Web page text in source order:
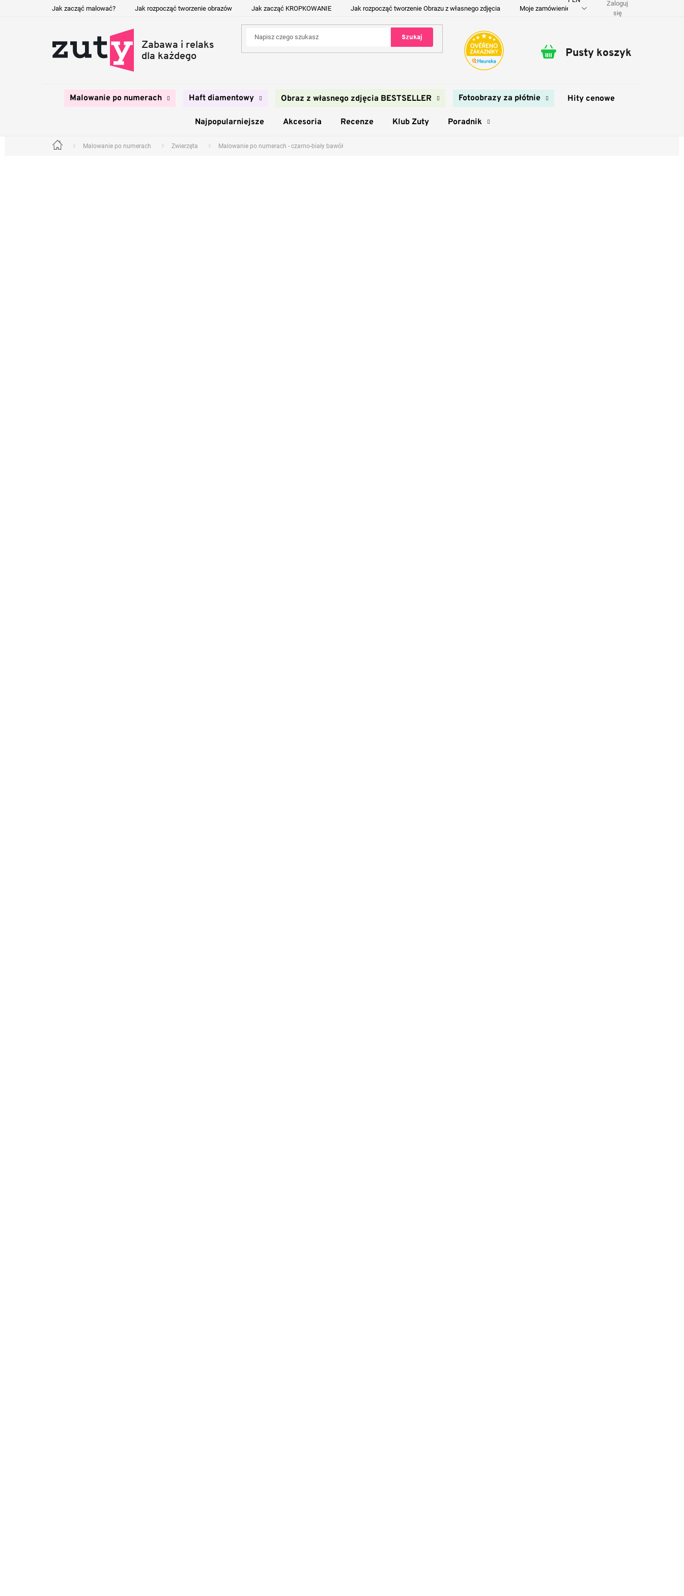
Jak zacząć malować? Jak rozpocząć tworzenie obrazów Jak zacząć KROPKOWANIE Jak rozpocząć tworzenie Obrazu z własnego zdjęcia Moje zamówienie Dostawa i płatność
Zaloguj
się
Szukaj
Koszyk
Pusty koszyk
Malowanie po numerach Haft diamentowy Obraz z własnego zdjęcia BESTSELLER Fotoobrazy za płótnie Hity cenowe
Najpopularniejsze Akcesoria Recenze Klub Zuty Poradnik
Home Malowanie po numerach Zwierzęta Malowanie po numerach - czarno-biały bawół